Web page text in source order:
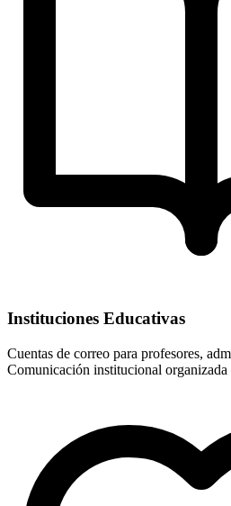
Instituciones Educativas
Cuentas de correo para profesores,
Comunicación institucional organizada